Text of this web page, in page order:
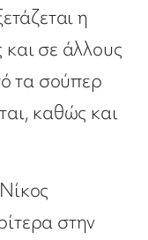
η
σε άλλους
τα σούπερ
καθώς και
στην